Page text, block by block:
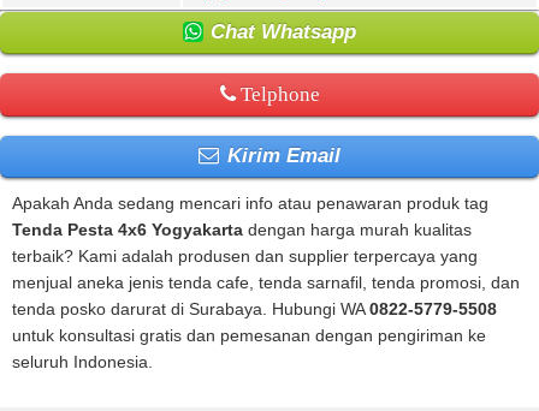
Chat Whatsapp
Telphone
Kirim Email
Apakah Anda sedang mencari info atau penawaran produk tag
Tenda Pesta 4x6 Yogyakarta dengan harga murah kualitas
terbaik? Kami adalah produsen dan supplier terpercaya yang
menjual aneka jenis tenda cafe, tenda sarnafil, tenda promosi, dan
tenda posko darurat di Surabaya. Hubungi WA0822-5779-5508
untuk konsultasi gratis dan pemesanan dengan pengiriman ke
seluruh Indonesia.